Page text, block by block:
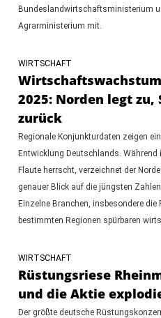
Bundeslandwirtschaftsministerium
Agrarministerium mit.
WIRTSCHAFT
2025: Norden legt zu,
zurück
Regionale Konjunkturdaten zeigen
Entwicklung Deutschlands.
Flaute herrscht, verzeichnet der
genauer Blick auf die jüngsten
Einzelne Branchen, insbesondere
bestimmten Regionen spürbaren
WIRTSCHAFT
Rüstungsriese
und die Aktie
Der größte deutsche